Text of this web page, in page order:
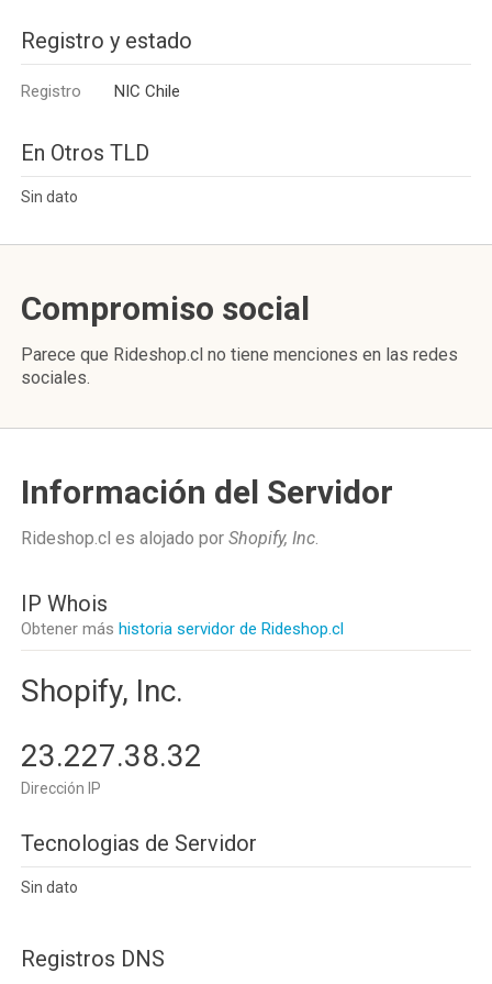
Registro y estado
Registro NIC Chile
En Otros TLD
Sin dato
Compromiso social
Parece que Rideshop.cl no tiene menciones en las redes
sociales.
Información del Servidor
Rideshop.cl es alojado por Shopify, Inc.
IP Whois
Obtener más historia servidor de Rideshop.cl
Shopify, Inc.
23.227.38.32
Dirección IP
Tecnologias de Servidor
Sin dato
Registros DNS